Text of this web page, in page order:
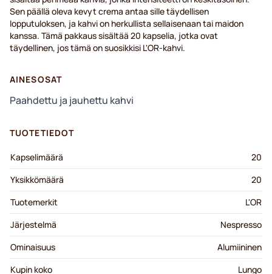
Sen päällä oleva kevyt crema antaa sille täydellisen
lopputuloksen, ja kahvi on herkullista sellaisenaan tai maidon
kanssa. Tämä pakkaus sisältää 20 kapselia, jotka ovat
täydellinen, jos tämä on suosikkisi L'OR-kahvi.
AINESOSAT
Paahdettu ja jauhettu kahvi
TUOTETIEDOT
Kapselimäärä
20
Yksikkömäärä
20
Tuotemerkit
L'OR
Järjestelmä
Nespresso
Ominaisuus
Alumiininen
Kupin koko
Lungo